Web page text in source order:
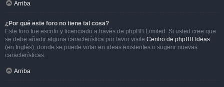
Arriba
¿Por qué este foro no tiene tal cosa?
Este foro fue escrito y licenciado a través de phpBB Limited. Si usted cree que
se debe añadir alguna característica por favor visite Centro de phpBB Ideas
(en Inglés), donde se puede votar en ideas existentes o sugerir nuevas
características.
Arriba